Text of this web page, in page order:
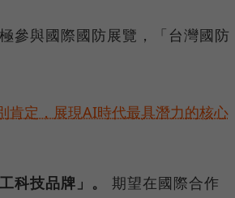
參與國際國防展覽，「台灣國防
肯定，展現AI時代最具潛力的核心
科技品牌」。
期望在國際合作